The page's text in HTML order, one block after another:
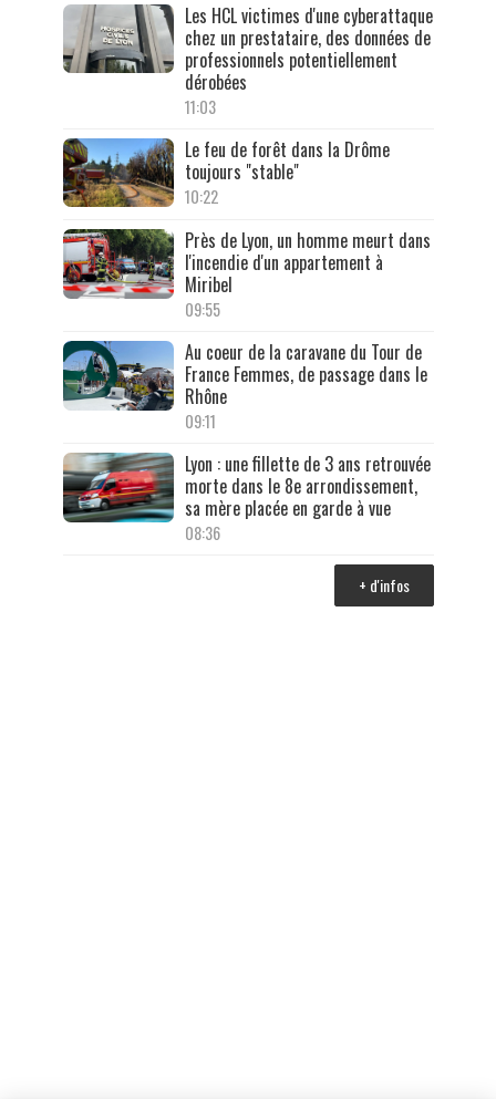
Les HCL victimes d'une cyberattaque
chez un prestataire, des données de
professionnels potentiellement
dérobées
11:03
Le feu de forêt dans la Drôme
toujours "stable"
10:22
Près de Lyon, un homme meurt dans
l'incendie d'un appartement à
Miribel
09:55
Au coeur de la caravane du Tour de
France Femmes, de passage dans le
Rhône
09:11
Lyon : une fillette de 3 ans retrouvée
morte dans le 8e arrondissement,
sa mère placée en garde à vue
08:36
+ d'infos